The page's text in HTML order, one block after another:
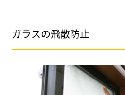
ガラスの飛散防止